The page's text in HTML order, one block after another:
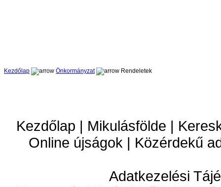
Kezdőlap Önkormányzat Rendeletek
Kezdőlap | Mikulásfölde |
Online újságok | Közérdekű
Adatkezelési